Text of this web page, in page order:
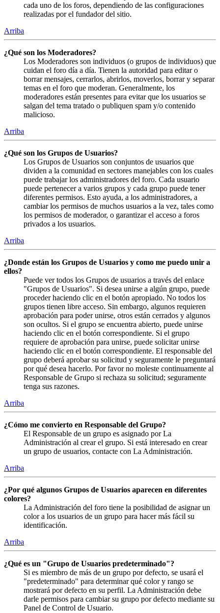
cada uno de los foros, dependiendo de las configuraciones
realizadas por el fundador del sitio.
Arriba
¿Qué son los Moderadores?
Los Moderadores son individuos (o grupos de individuos) que
cuidan el foro día a día. Tienen la autoridad para editar o
borrar mensajes, cerrarlos, abrirlos, moverlos, borrar y separar
temas en el foro que moderan. Generalmente, los
moderadores están presentes para evitar que los usuarios se
salgan del tema tratado o publiquen spam y/o contenido
malicioso.
Arriba
¿Qué son los Grupos de Usuarios?
Los Grupos de Usuarios son conjuntos de usuarios que
dividen a la comunidad en sectores manejables con los cuales
puede trabajar los administradores del foro. Cada usuario
puede pertenecer a varios grupos y cada grupo puede tener
diferentes permisos. Esto ayuda, a los administradores, a
cambiar los permisos de muchos usuarios a la vez, tales como
los permisos de moderador, o garantizar el acceso a foros
privados a los usuarios.
Arriba
¿Donde están los Grupos de Usuarios y como me puedo unir a
ellos?
Puede ver todos los Grupos de usuarios a través del enlace
"Grupos de Usuarios". Si desea unirse a algún grupo, puede
proceder haciendo clic en el botón apropiado. No todos los
grupos tienen libre acceso. Sin embargo, algunos requieren
aprobación para poder unirse, otros están cerrados y algunos
son ocultos. Si el grupo se encuentra abierto, puede unirse
haciendo clic en el botón correspondiente. Si el grupo
requiere de aprobación para unirse, puede solicitar unirse
haciendo clic en el botón correspondiente. El responsable del
grupo deberá aprobar su solicitud y seguramente le preguntará
por qué desea hacerlo. Por favor no moleste continuamente al
Responsable de Grupo si rechaza su solicitud; seguramente
tenga sus razones.
Arriba
¿Cómo me convierto en Responsable del Grupo?
El Responsable de un grupo es asignado por La
Administración al crear el grupo. Si está interesado en crear
un grupo de usuarios, contacte con La Administración.
Arriba
¿Por qué algunos Grupos de Usuarios aparecen en diferentes
colores?
La Administración del foro tiene la posibilidad de asignar un
color a los usuarios de un grupo para hacer más fácil su
identificación.
Arriba
¿Qué es un "Grupo de Usuarios predeterminado"?
Si es miembro de más de un grupo por defecto, se usará el
"predeterminado" para determinar qué color y rango se
mostrará por defecto en su perfil. La Administración debe
darle permisos para cambiar su grupo por defecto mediante su
Panel de Control de Usuario.